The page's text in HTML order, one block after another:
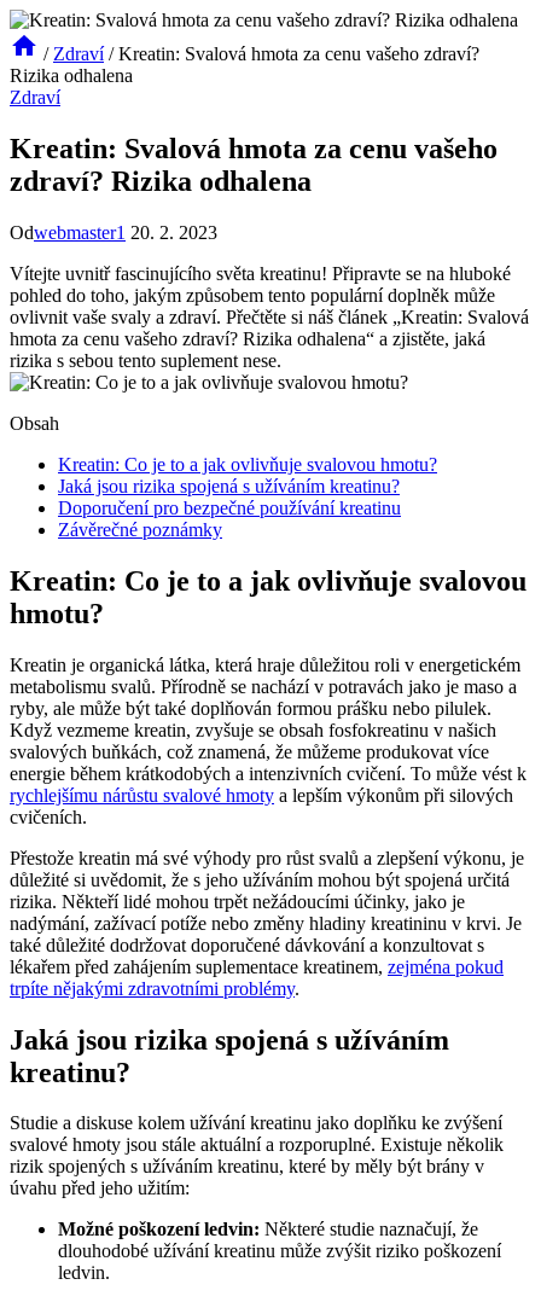
/ Zdraví / Kreatin: Svalová hmota za cenu vašeho zdraví?
Rizika odhalena
Zdraví
Kreatin: Svalová hmota za cenu vašeho
zdraví? Rizika odhalena
Odwebmaster1 20. 2. 2023
Vítejte uvnitř fascinujícího světa kreatinu! Připravte se na hluboké
pohled do toho, jakým způsobem tento populární doplněk může
ovlivnit vaše svaly a zdraví. Přečtěte si náš článek „Kreatin: Svalová
hmota za cenu vašeho zdraví? Rizika odhalena“ a zjistěte, jaká
rizika s sebou tento suplement nese.
Obsah
Kreatin: Co je to a jak ovlivňuje svalovou hmotu?
Jaká jsou rizika spojená s užíváním kreatinu?
Doporučení pro bezpečné používání kreatinu
Závěrečné poznámky
Kreatin: Co je to a jak ovlivňuje svalovou
hmotu?
Kreatin je organická látka, která hraje důležitou roli v energetickém
metabolismu svalů. Přírodně se nachází v potravách jako je maso a
ryby, ale může být také doplňován formou prášku nebo pilulek.
Když vezmeme kreatin, zvyšuje se obsah fosfokreatinu v našich
svalových buňkách, což znamená, že můžeme produkovat více
energie během krátkodobých a intenzivních cvičení. To může vést k
rychlejšímu nárůstu svalové hmoty a lepším výkonům při silových
cvičeních.
Přestože kreatin má své výhody pro růst svalů a zlepšení výkonu, je
důležité si uvědomit, že s jeho užíváním mohou být spojená určitá
rizika. Někteří lidé mohou trpět nežádoucími účinky, jako je
nadýmání, zažívací potíže nebo změny hladiny kreatininu v krvi. Je
také důležité dodržovat doporučené dávkování a konzultovat s
lékařem před zahájením suplementace kreatinem, zejména pokud
trpíte nějakými zdravotními problémy.
Jaká jsou rizika spojená s užíváním
kreatinu?
Studie a diskuse kolem užívání kreatinu jako doplňku ke zvýšení
svalové hmoty jsou stále aktuální a rozporuplné. Existuje několik
rizik spojených s užíváním kreatinu, které by měly být brány v
úvahu před jeho užitím:
Možné poškození ledvin: Některé studie naznačují, že
dlouhodobé užívání kreatinu může zvýšit riziko poškození
ledvin.